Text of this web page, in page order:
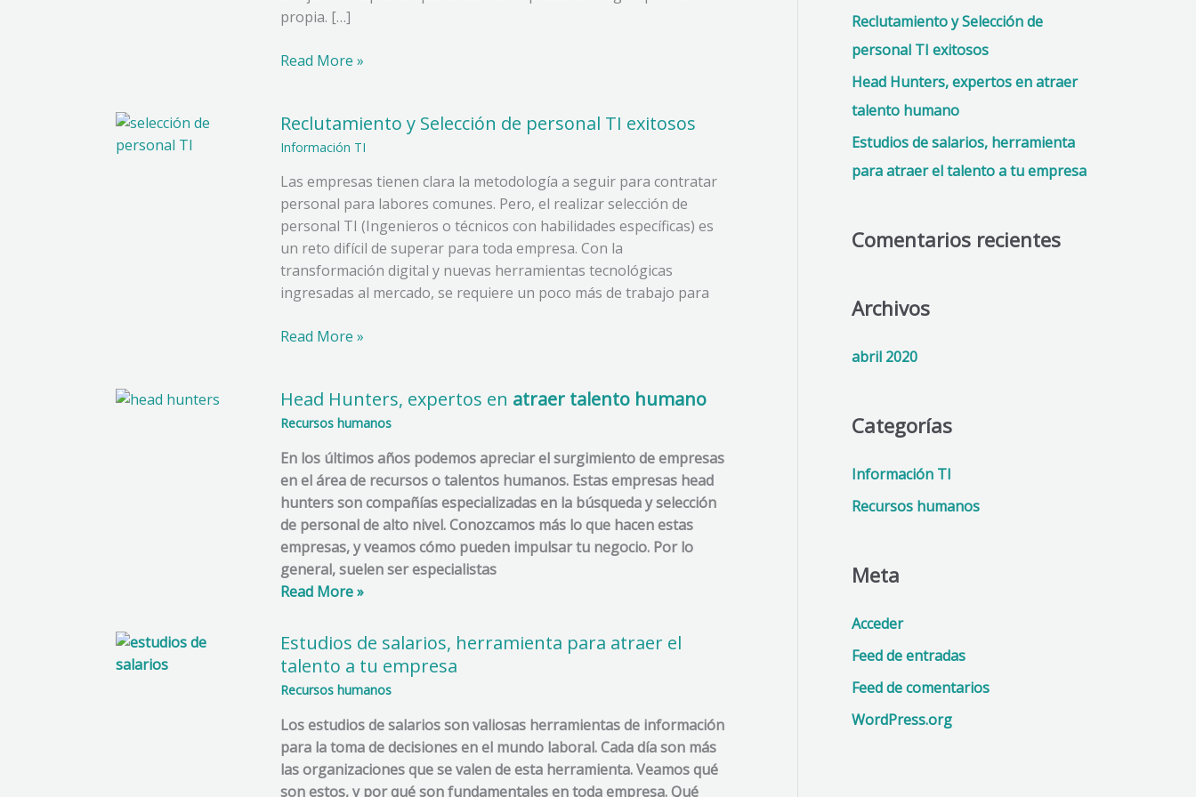
propia. […]
ti-
de
Read More »
Reclutamiento y Selección de personal TI exitosos
Información TI
Las empresas tienen clara la metodología a seguir para contratar
personal para labores comunes. Pero, el realizar selección de
personal TI (Ingenieros o técnicos con habilidades específicas) es
un reto difícil de superar para toda empresa. Con la
transformación digital y nuevas herramientas tecnológicas
ingresadas al mercado, se requiere un poco más de trabajo para
Reclutamiento
y
de
personal
TI
exitosos
Read More »
Head Hunters, expertos en atraer talento humano
Recursos humanos
En los últimos años podemos apreciar el surgimiento de empresas
en el área de recursos o talentos humanos. Estas empresas head
hunters son compañías especializadas en la búsqueda y selección
de personal de alto nivel. Conozcamos más lo que hacen estas
empresas, y veamos cómo pueden impulsar tu negocio. Por lo
general, suelen ser especialistas
Head
Hunters,
en
atraer
talento
humano
Read More »
Estudios de salarios, herramienta para atraer el
talento a tu empresa
Recursos humanos
Los estudios de salarios son valiosas herramientas de información
para la toma de decisiones en el mundo laboral. Cada día son más
las organizaciones que se valen de esta herramienta. Veamos qué
son estos, y por qué son fundamentales en toda empresa. Qué
Estudios
de
salarios,
para
atraer
el
Reclutamiento y Selección de
personal TI exitosos
Head Hunters, expertos enatraer
talento humano
Estudios de salarios, herramienta
para atraer el talento a tu empresa
Comentarios recientes
Archivos
abril 2020
Categorías
Información TI
Recursos humanos
Meta
Acceder
Feed de entradas
Feed de comentarios
WordPress.org